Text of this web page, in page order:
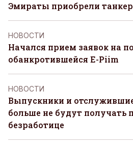
Эмираты приобрели
НОВОСТИ
Начался прием заявок на
обанкротившейся E-Piim
НОВОСТИ
Выпускники и
больше не будут получать
безработице